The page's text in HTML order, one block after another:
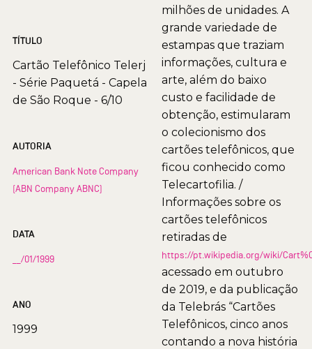
TÍTULO
Cartão Telefônico Telerj
- Série Paquetá - Capela
de São Roque - 6/10
AUTORIA
American Bank Note Company
(ABN Company ABNC)
DATA
__/01/1999
ANO
1999
milhões de unidades. A
grande variedade de
estampas que traziam
informações, cultura e
arte, além do baixo
custo e facilidade de
obtenção, estimularam
o colecionismo dos
cartões telefônicos, que
ficou conhecido como
Telecartofilia. /
Informações sobre os
cartões telefônicos
retiradas de
https://pt.wikipedia.org/wiki/
acessado em outubro
de 2019, e da publicação
da Telebrás “Cartões
Telefônicos, cinco anos
contando a nova história